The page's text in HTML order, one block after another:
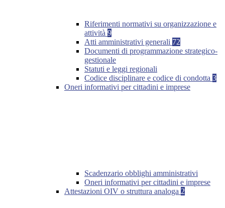
Riferimenti normativi su organizzazione e
attività 9
Atti amministrativi generali 72
Documenti di programmazione strategico-
gestionale
Statuti e leggi regionali
Codice disciplinare e codice di condotta 3
Oneri informativi per cittadini e imprese
Scadenzario obblighi amministrativi
Oneri informativi per cittadini e imprese
Attestazioni OIV o struttura analoga 2